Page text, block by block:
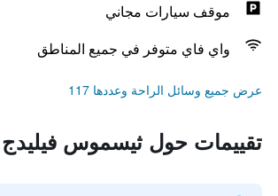
موقف سيارات مجاني
واي فاي متوفر في جميع المناطق
عرض جميع وسائل الراحة وعددها 117
تقييمات حول ثيسموس فيليدج